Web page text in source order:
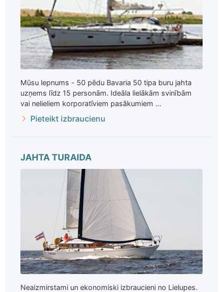
Mūsu lepnums - 50 pēdu Bavaria 50 tipa buru jahta
uzņems līdz 15 personām. Ideāla lielākām svinībām
vai nelieliem korporatīviem pasākumiem ...
Pieteikt izbraucienu
JAHTA TURAIDA
Neaizmirstami un ekonomiski izbraucieni no Lielupes.